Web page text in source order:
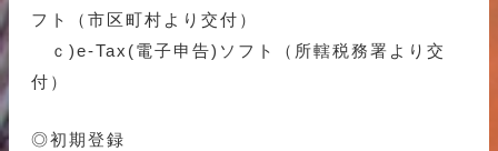
フト（市区町村より交付）
ｃ)e-Tax(電子申告)ソフト（所轄税務署より交
付）
◎初期登録